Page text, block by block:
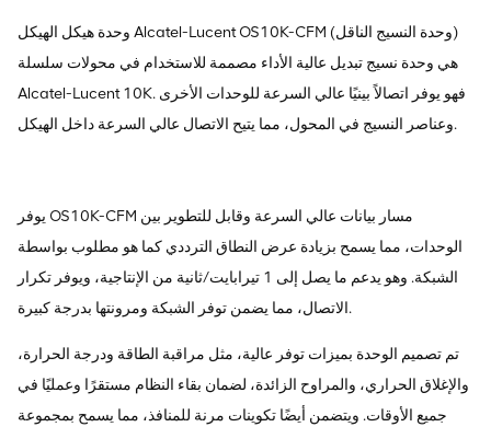
وحدة هيكل الهيكل Alcatel-Lucent OS10K-CFM (وحدة النسيج الناقل)
هي وحدة نسيج تبديل عالية الأداء مصممة للاستخدام في محولات سلسلة
Alcatel-Lucent 10K. فهو يوفر اتصالاً بينيًا عالي السرعة للوحدات الأخرى
وعناصر النسيج في المحول، مما يتيح الاتصال عالي السرعة داخل الهيكل.
يوفر OS10K-CFM مسار بيانات عالي السرعة وقابل للتطوير بين
الوحدات، مما يسمح بزيادة عرض النطاق الترددي كما هو مطلوب بواسطة
الشبكة. وهو يدعم ما يصل إلى 1 تيرابايت/ثانية من الإنتاجية، ويوفر تكرار
الاتصال، مما يضمن توفر الشبكة ومرونتها بدرجة كبيرة.
تم تصميم الوحدة بميزات توفر عالية، مثل مراقبة الطاقة ودرجة الحرارة،
والإغلاق الحراري، والمراوح الزائدة، لضمان بقاء النظام مستقرًا وعمليًا في
جميع الأوقات. ويتضمن أيضًا تكوينات مرنة للمنافذ، مما يسمح بمجموعة